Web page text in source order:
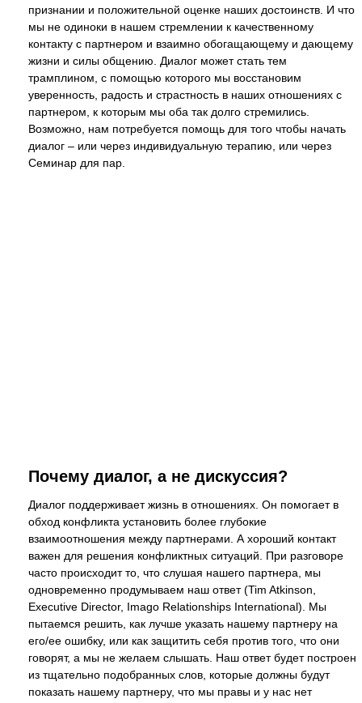
признании и положительной оценке наших достоинств. И что
мы не одиноки в нашем стремлении к качественному
контакту с партнером и взаимно обогащающему и дающему
жизни и силы общению. Диалог может стать тем
трамплином, с помощью которого мы восстановим
уверенность, радость и страстность в наших отношениях с
партнером, к которым мы оба так долго стремились.
Возможно, нам потребуется помощь для того чтобы начать
диалог – или через индивидуальную терапию, или через
Семинар для пар.
Почему диалог, а не дискуссия?
Диалог поддерживает жизнь в отношениях. Он помогает в
обход конфликта установить более глубокие
взаимоотношения между партнерами. А хороший контакт
важен для решения конфликтных ситуаций. При разговоре
часто происходит то, что слушая нашего партнера, мы
одновременно продумываем наш ответ (Tim Atkinson,
Executive Director, Imago Relationships International). Мы
пытаемся решить, как лучше указать нашему партнеру на
его/ее ошибку, или как защитить себя против того, что они
говорят, а мы не желаем слышать. Наш ответ будет построен
из тщательно подобранных слов, которые должны будут
показать нашему партнеру, что мы правы и у нас нет